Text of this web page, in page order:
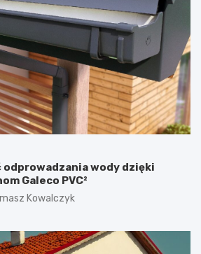
odprowadzania wody dzięki
Galeco PVC²
Kowalczyk